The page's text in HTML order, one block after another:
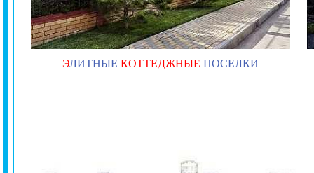
ЭЛИТНЫЕ КОТТЕДЖНЫЕ ПОСЕЛКИ